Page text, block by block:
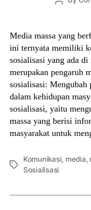
Media massa yang
ini ternyata memiliki
sosialisasi yang ada
merupakan pengaruh
sosialisasi: Mengubah
dalam kehidupan
sosialisasi, yaitu
massa yang berisi
masyarakat untuk
Tags
Komunikasi, media,
Sosialisasi